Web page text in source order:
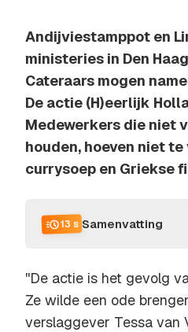
Andijviestamppot en
ministeries in Den
Cateraars mogen
De actie (H)eerlijk
Medewerkers die niet
houden, hoeven niet
currysoep en Griekse
13 s Samenvatting
''De actie is het gevolg
Ze wilde een ode
verslaggever Tessa van